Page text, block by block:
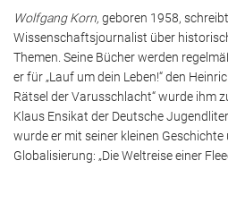
Wolfgang Korn, geboren 1958,
Wissenschaftsjournalist über
Themen. Seine Bücher werden
er für „Lauf um dein Leben!“ den
Rätsel der Varusschlacht“ wurde ihm
Klaus Ensikat der Deutsche
wurde er mit seiner kleinen Geschichte
Globalisierung: „Die Weltreise einer